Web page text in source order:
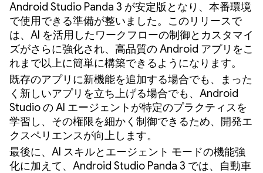
Android Studio Panda 3 が安定版となり、本番環境
で使用できる準備が整いました。このリリースで
は、AI を活用したワークフローの制御とカスタマイ
ズがさらに強化され、高品質の Android アプリをこ
れまで以上に簡単に構築できるようになります。
既存のアプリに新機能を追加する場合でも、まった
く新しいアプリを立ち上げる場合でも、Android
Studio の AI エージェントが特定のプラクティスを
学習し、その権限を細かく制御できるため、開発エ
クスペリエンスが向上します。
最後に、AI スキルとエージェント モードの機能強
化に加えて、Android Studio Panda 3 では、自動車